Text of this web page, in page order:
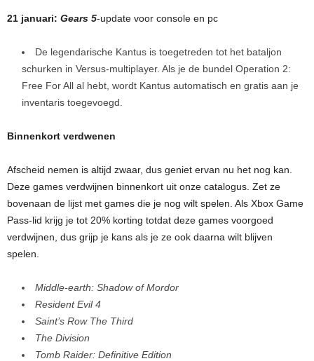
21 januari: Gears 5-update voor console en pc
De legendarische Kantus is toegetreden tot het bataljon
schurken in Versus-multiplayer. Als je de bundel Operation 2:
Free For All al hebt, wordt Kantus automatisch en gratis aan je
inventaris toegevoegd.
Binnenkort verdwenen
Afscheid nemen is altijd zwaar, dus geniet ervan nu het nog kan.
Deze games verdwijnen binnenkort uit onze catalogus. Zet ze
bovenaan de lijst met games die je nog wilt spelen. Als Xbox Game
Pass-lid krijg je tot 20% korting totdat deze games voorgoed
verdwijnen, dus grijp je kans als je ze ook daarna wilt blijven
spelen.
Middle-earth: Shadow of Mordor
Resident Evil 4
Saint’s Row The Third
The Division
Tomb Raider: Definitive Edition